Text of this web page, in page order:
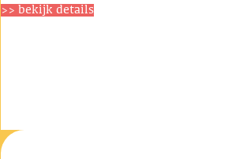
>> bekijk details